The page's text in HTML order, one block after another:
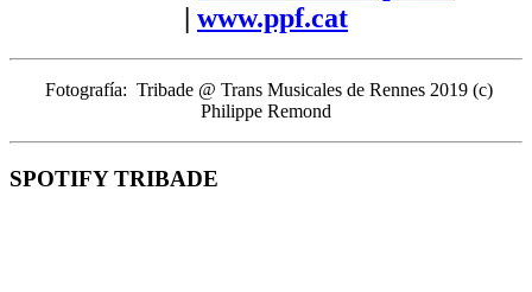
www.ppf.cat
Fotografía: Tribade @ Trans Musicales de Rennes 2019 (c)
Philippe Remond
SPOTIFY TRIBADE